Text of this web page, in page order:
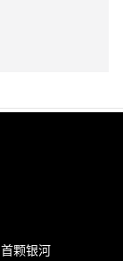
颗银河